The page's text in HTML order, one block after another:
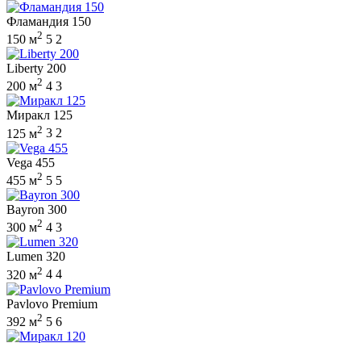
Фламандия 150
150 м2 5 2
Liberty 200
200 м2 4 3
Миракл 125
125 м2 3 2
Vega 455
455 м2 5 5
Bayron 300
300 м2 4 3
Lumen 320
320 м2 4 4
Pavlovo Premium
392 м2 5 6